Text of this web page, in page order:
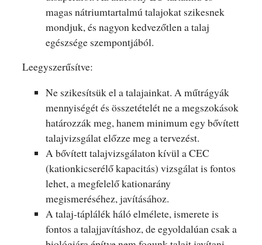
magas nátriumtartalmú talajokat szikesnek
mondjuk, és nagyon kedvezőtlen a talaj
egészsége szempontjából.
Leegyszerűsítve:
Ne szikesítsük el a talajainkat. A műtrágyák
mennyiségét és összetételét ne a megszokások
határozzák meg, hanem minimum egy bővített
talajvizsgálat előzze meg a tervezést.
A bővített talajvizsgálaton kívül a CEC
(kationkicserélő kapacitás) vizsgálat is fontos
lehet, a megfelelő kationarány
megismeréséhez, javításához.
A talaj-táplálék háló elmélete, ismerete is
fontos a talajjavításhoz, de egyoldalúan csak a